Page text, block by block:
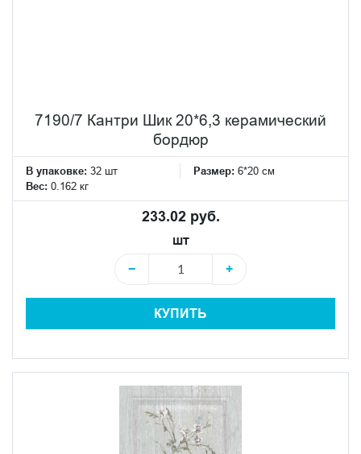
7190/7 Кантри Шик 20*6,3 керамический
бордюр
В упаковке: 32 шт Размер: 6*20 см
Вес: 0.162 кг
233.02 руб.
шт
−
+
КУПИТЬ